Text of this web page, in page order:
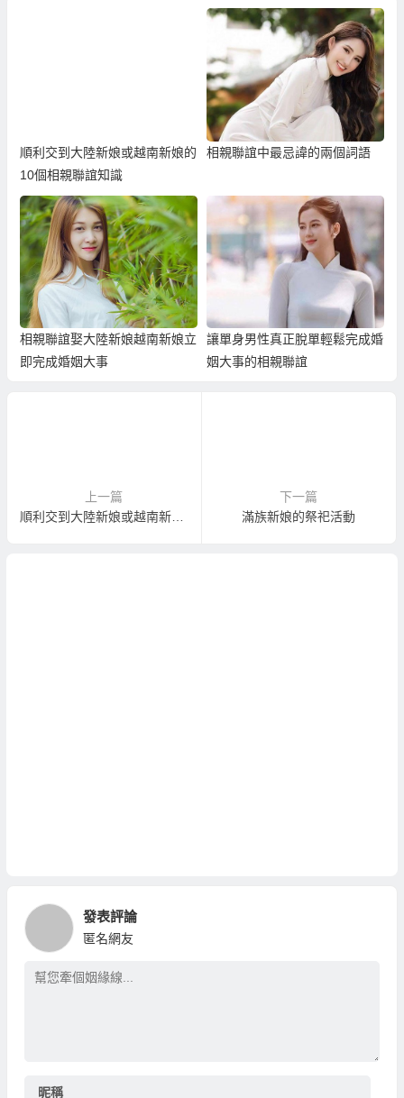
順利交到大陸新娘或越南新娘的
10個相親聯誼知識
相親聯誼中最忌諱的兩個詞語
相親聯誼娶大陸新娘越南新娘立
即完成婚姻大事
讓單身男性真正脫單輕鬆完成婚
姻大事的相親聯誼
上一篇
順利交到大陸新娘或越南新娘的10個相親聯誼知識
下一篇
滿族新娘的祭祀活動
發表評論
匿名網友
昵稱